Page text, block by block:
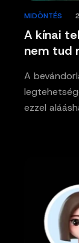
A kínai
nem tud
MIDÖNTÉS
A
ezzel